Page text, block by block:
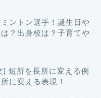
ントン選手！誕生日や
？出身校は？子育てや
] 短所を長所に変える例
に変える表現！